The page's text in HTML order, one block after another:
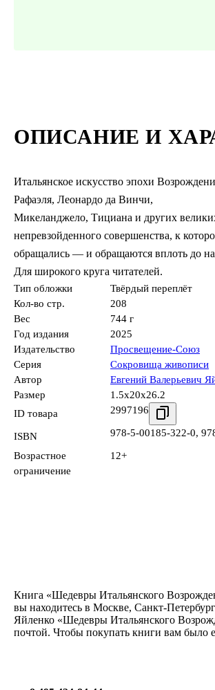
ОПИСАНИЕ И
Итальянское искусство эпохи
Рафаэля, Леонардо да Винчи,
Микеланджело, Тициана и других
непревзойденного совершенства, к
обращались — и обращаются вплоть до
Для широкого круга читателей.
Тип обложки
Твёрдый переплёт
Кол-во стр.
208
Вес
744 г
Год издания
2025
Издательство
Просвещение-Союз
Серия
Сокровища живописи
Автор
Евгений Валерьевич
Размер
1.5x20x26.2
ID товара
2997196
ISBN 978-5-00185-322-0,
Возрастное
ограничение
12+
Книга «Шедевры Итальянского
вы находитесь в Москве, Санкт-
Яйленко «Шедевры Итальянского
почтой. Чтобы покупать книги вам было